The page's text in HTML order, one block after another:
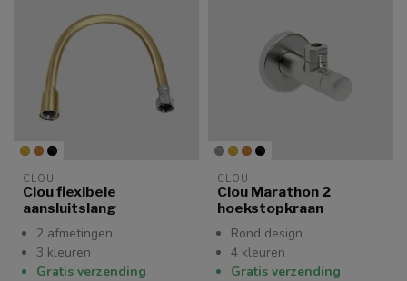
CLOU
Clou flexibele
aansluitslang
2 afmetingen
3 kleuren
Gratis verzending
CLOU
Clou Marathon 2
hoekstopkraan
Rond design
4 kleuren
Gratis verzending